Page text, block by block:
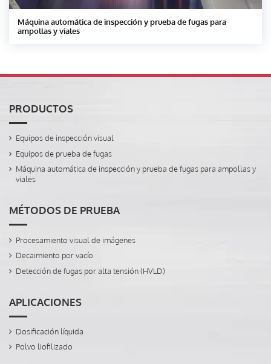
Máquina automática de inspección y prueba de fugas para
ampollas y viales
PRODUCTOS
Equipos de inspección visual
Equipos de prueba de fugas
Máquina automática de inspección y prueba de fugas para ampollas y
viales
MÉTODOS DE PRUEBA
Procesamiento visual de imágenes
Decaimiento por vacío
Detección de fugas por alta tensión (HVLD)
APLICACIONES
Dosificación líquida
Polvo liofilizado